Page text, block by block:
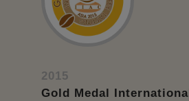
2015
Gold Medal International